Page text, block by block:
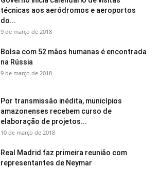
técnicas aos aeródromos e aeroportos
do...
9 de março de 2018
Bolsa com 52 mãos humanas é encontrada
na Rússia
9 de março de 2018
Por transmissão inédita, municípios
amazonenses recebem curso de
elaboração de projetos...
10 de março de 2018
Real Madrid faz primeira reunião com
representantes de Neymar